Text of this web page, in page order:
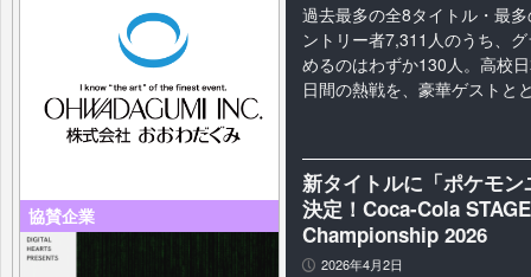
協賛企業
過去最多の全8タイトル・最
ントリー者7,311人のうち、
めるのはわずか130人。高校
日間の熱戦を、豪華ゲストと
新タイトルに「ポケモ
決定！Coca-Cola
Championship 2026
P 2026年4月2日